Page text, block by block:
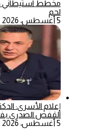
مخطط استيطاني
لحم
5 أغسطس، 2026
إعلام الأسرى:
القفص الصدري
5 أغسطس، 2026